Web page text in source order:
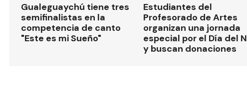
Gualeguaychú tiene tres
semifinalistas en la
competencia de canto
"Este es mi Sueño"
Estudiantes del
Profesorado de Artes
organizan una jornada
especial por el Día del
y buscan donaciones